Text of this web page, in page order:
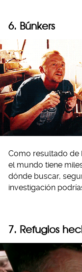
6. Búnkers
Como resultado de
el mundo tiene
dónde buscar,
investigación
7. Refugios